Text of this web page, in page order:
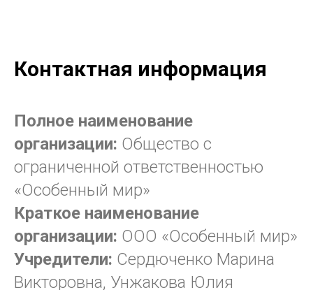
Контактная информация
Полное наименование
организации: Общество с
ограниченной ответственностью
«Особенный мир»
Краткое наименование
организации: ООО «Особенный мир»
Учредители: Сердюченко Марина
Викторовна, Унжакова Юлия